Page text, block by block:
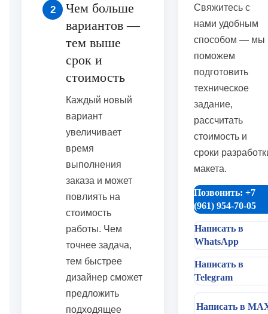
2
Чем больше
вариантов —
тем выше
срок и
стоимость
Каждый новый
вариант
увеличивает
время
выполнения
заказа и может
повлиять на
стоимость
работы. Чем
точнее задача,
тем быстрее
дизайнер сможет
предложить
подходящее
Свяжитесь с
нами удобным
способом — мы
поможем
подготовить
техническое
задание,
рассчитать
стоимость и
сроки
макета.
Позвонить: +7
(961) 954-70-05
Написать в
WhatsApp
Написать в
Telegram
Написать в